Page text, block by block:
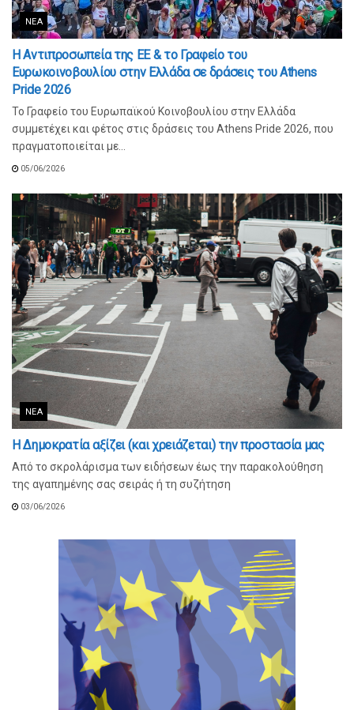
ΝΈΑ
Η Αντιπροσωπεία της ΕΕ & το Γραφείο του
Ευρωκοινοβουλίου στην Ελλάδα σε δράσεις του Athens
Pride 2026
Το Γραφείο του Ευρωπαϊκού Κοινοβουλίου στην Ελλάδα
συμμετέχει και φέτος στις δράσεις του Athens Pride 2026, που
πραγματοποιείται με...
05/06/2026
ΝΈΑ
Η Δημοκρατία αξίζει (και χρειάζεται) την προστασία μας
Από το σκρολάρισμα των ειδήσεων έως την παρακολούθηση
της αγαπημένης σας σειράς ή τη συζήτηση
03/06/2026